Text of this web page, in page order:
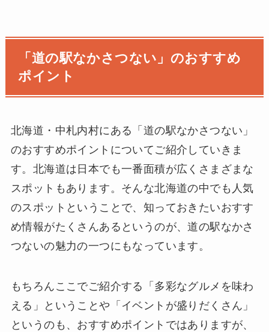
「道の駅なかさつない」のおすすめ
ポイント
北海道・中札内村にある「道の駅なかさつない」
のおすすめポイントについてご紹介していきま
す。北海道は日本でも一番面積が広くさまざまな
スポットもあります。そんな北海道の中でも人気
のスポットということで、知っておきたいおすす
め情報がたくさんあるというのが、道の駅なかさ
つないの魅力の一つにもなっています。
もちろんここでご紹介する「多彩なグルメを味わ
える」ということや「イベントが盛りだくさん」
というのも、おすすめポイントではありますが、